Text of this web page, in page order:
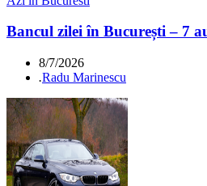
Bancul zilei în București – 7
8/7/2026
.Radu Marinescu